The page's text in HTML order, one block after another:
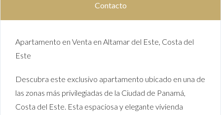
Contacto
Apartamento en Venta en Altamar del Este, Costa del
Este
Descubra este exclusivo apartamento ubicado en una de
las zonas más privilegiadas de la Ciudad de Panamá,
Costa del Este. Esta espaciosa y elegante vivienda